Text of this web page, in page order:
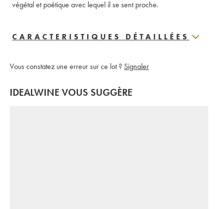
végétal et poétique avec lequel il se sent proche.
CARACTERISTIQUES DÉTAILLÉES
Vous constatez une erreur sur ce lot ? Signaler
IDEALWINE VOUS SUGGÈRE